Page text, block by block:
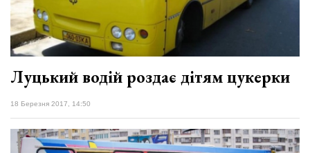
Луцький водій роздає дітям цукерки
18 Березня 2017, 14:50